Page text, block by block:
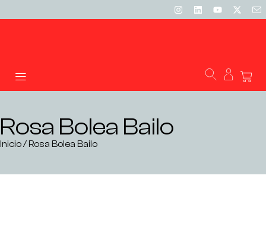
Rosa Bolea Bailo
Inicio/ Rosa Bolea Bailo